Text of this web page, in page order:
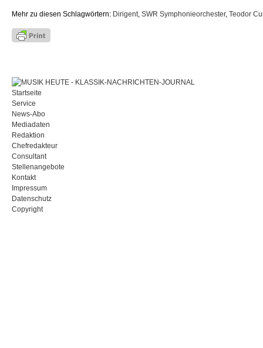
Mehr zu diesen Schlagwörtern: Dirigent, SWR Symphonieorchester, Teodor
Startseite
Service
News-Abo
Mediadaten
Redaktion
Chefredakteur
Consultant
Stellenangebote
Kontakt
Impressum
Datenschutz
Copyright